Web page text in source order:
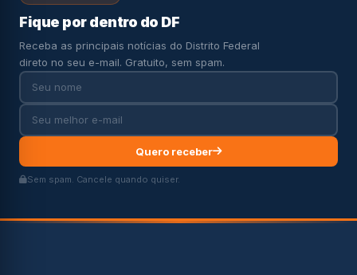
Fique por dentro do DF
Receba as principais notícias do Distrito Federal
direto no seu e-mail. Gratuito, sem spam.
Quero receber
Sem spam. Cancele quando quiser.